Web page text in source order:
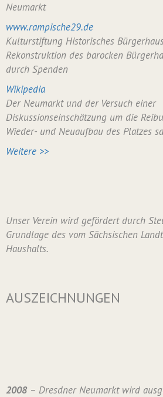
Neumarkt
www.rampische29.de
Kulturstiftung Historisches
Rekonstruktion des barocken
durch Spenden
Wikipedia
Der Neumarkt und der Versuch einer
Diskussionseinschätzung um die
Wieder- und Neuaufbau des Platzes
Weitere >>
Unser Verein wird gefördert durch
Grundlage des vom Sächsischen
Haushalts.
AUSZEICHNUNGEN
2008– Dresdner Neumarkt wird